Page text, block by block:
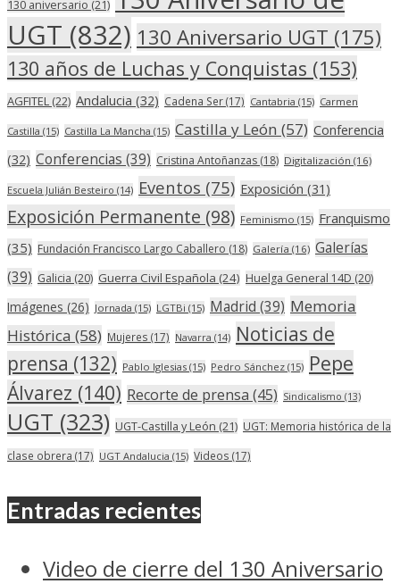
130 aniversario (21)
UGT (832) 130 Aniversario UGT (175)
130 años de Luchas y Conquistas (153)
AGFITEL (22) Andalucia (32) Cadena Ser(17) Cantabria (15) Carmen
Castilla (15) Castilla La Mancha (15) Castilla y León (57) Conferencia
(32) Conferencias (39) Cristina Antoñanzas (18) Digitalización (16)
Escuela Julián Besteiro (14) Eventos (75) Exposición (31)
Exposición Permanente (98) Feminismo (15) Franquismo
(35) Fundación Francisco Largo Caballero (18) Galería (16) Galerías
(39) Galicia (20) Guerra Civil Española (24) Huelga General 14D (20)
Imágenes (26) Jornada (15) LGTBi (15) Madrid (39) Memoria
Histórica (58) Mujeres (17) Navarra (14) Noticias de
prensa (132) Pablo Iglesias (15) Pedro Sánchez (15) Pepe
Álvarez (140) Recorte de prensa (45) Sindicalismo (13)
UGT (323) UGT-Castilla y León (21) UGT: Memoria histórica de la
clase obrera (17) UGT Andalucia (15) Videos (17)
Entradas recientes
Video de cierre del 130 Aniversario